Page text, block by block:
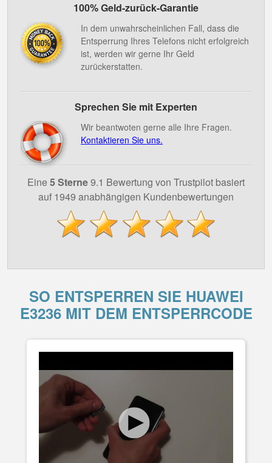
100% Geld-zurück-Garantie
In dem unwahrscheinlichen Fall, dass die
Entsperrung Ihres Telefons nicht erfolgreich
ist, werden wir gerne Ihr Geld
zurückerstatten.
Sprechen Sie mit Experten
Wir beantwoten gerne alle Ihre Fragen.
Kontaktieren Sie uns.
Eine 5 Sterne9.1 Bewertung von Trustpilot basiert
auf 1949 anabhängigen Kundenbewertungen
SO ENTSPERREN SIE HUAWEI
E3236 MIT DEM ENTSPERRCODE